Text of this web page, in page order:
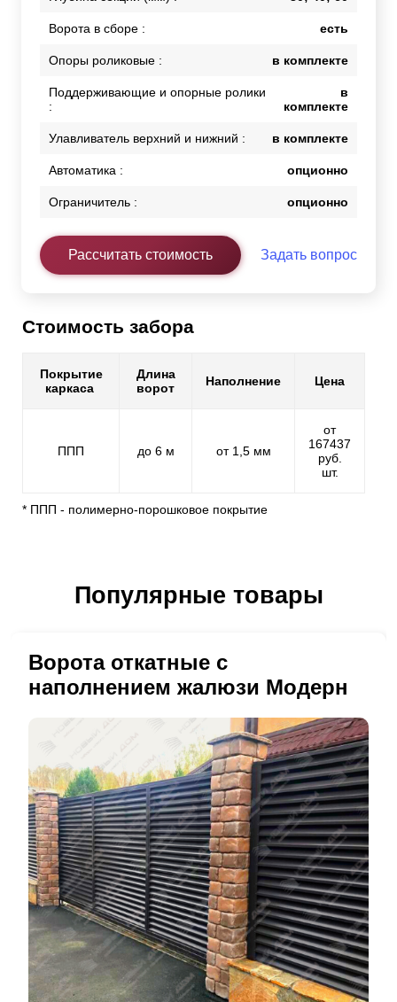
Ворота в сборе : есть
Опоры роликовые : в комплекте
Поддерживающие и опорные ролики
:
в
комплекте
Улавливатель верхний и нижний : в комплекте
Автоматика : опционно
Ограничитель : опционно
Рассчитать стоимость Задать вопрос
Стоимость забора
Покрытие
каркаса
Длина
ворот
Наполнение Цена
ППП до 6 м от 1,5 мм
от
167437
руб.
шт.
* ППП - полимерно-порошковое покрытие
Популярные товары
Ворота откатные с
наполнением жалюзи Модерн